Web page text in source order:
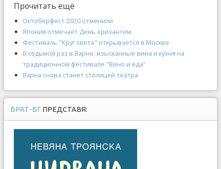
Прочитать ещё
Октоберфест-2020 отменили
Япония отмечает День хризантем
Фестиваль "Круг света" открывается в Москве
В седьмой раз в Варне: изысканные вина и кухня на
традиционном фестивале "Вино и еда“
Варна снова станет столицей театра
БРАТ-БГ ПРЕДСТАВЯ: